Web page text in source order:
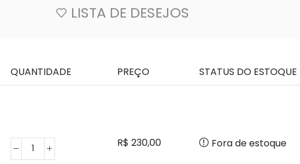
LISTA DE DESEJOS
QUANTIDADE PREÇO STATUS DO ESTOQUE
R$ 230,00 Fora de estoque